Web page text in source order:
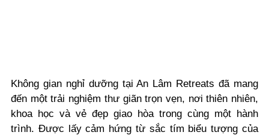
Không gian nghỉ dưỡng tại An Lâm Retreats đã mang
đến một trải nghiệm thư giãn trọn vẹn, nơi thiên nhiên,
khoa học và vẻ đẹp giao hòa trong cùng một hành
trình. Được lấy cảm hứng từ sắc tím biểu tượng của